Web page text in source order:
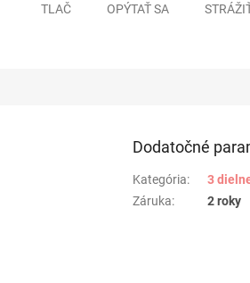
TLAČ OPÝTAŤ SA
Dodatočné
Kategória:
3
Záruka: 2 roky